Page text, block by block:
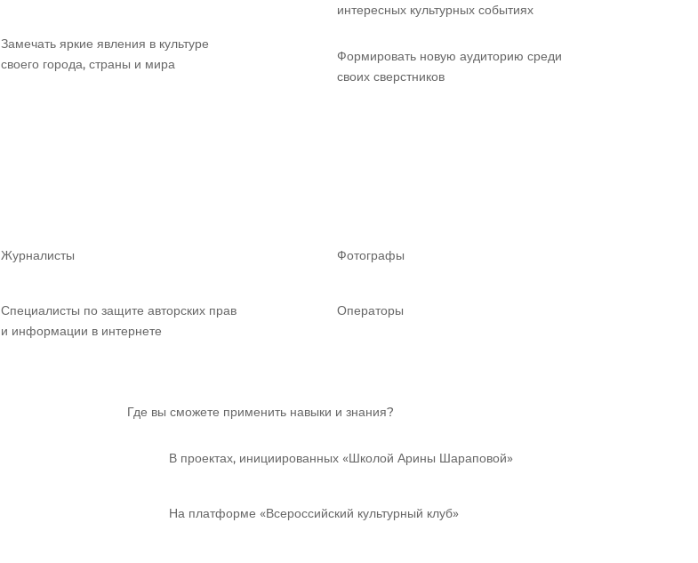
Замечать яркие явления в культуре
своего города, страны и мира
интересных культурных событиях
Формировать новую аудиторию среди
своих сверстников
Журналисты
Специалисты по защите авторских прав
и информации в интернете
Фотографы
Операторы
Где вы сможете применить навыки и знания?
В проектах, инициированных «Школой Арины Шараповой»
На платформе «Всероссийский культурный клуб»